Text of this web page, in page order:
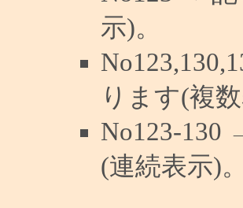
示)。
ります(複数
No123-130
(連続表示)。